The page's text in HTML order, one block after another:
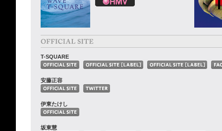
T-SQUARE
安藤正容
伊東たけし
坂東慧